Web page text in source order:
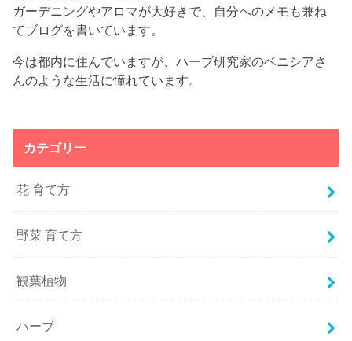
ガーデニングやアロマが大好きで、自分へのメモも兼ね
てブログを書いています。
今は都内に住んでいますが、ハーブ研究家のベニシアさ
んのような生活に憧れています。
カテゴリー
花 育て方
野菜 育て方
観葉植物
ハーブ